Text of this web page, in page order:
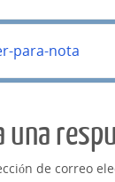
para-nota
una
de correo